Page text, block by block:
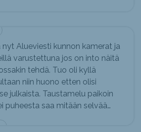
Alueviesti kunnon kamerat ja
varustettuna jos on into näitä
tehdä. Tuo oli kyllä
niin huono etten olisi
julkaista. Taustamelu paikoin
puheesta saa mitään selvää…